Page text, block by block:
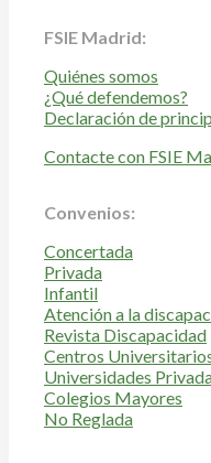
FSIE Madrid:
Quiénes somos
¿Qué defendemos?
Declaración de
Contacte con FSIE
Convenios:
Concertada
Privada
Infantil
Atención a la
Revista Discapacidad
Centros
Universidades
Colegios Mayores
No Reglada